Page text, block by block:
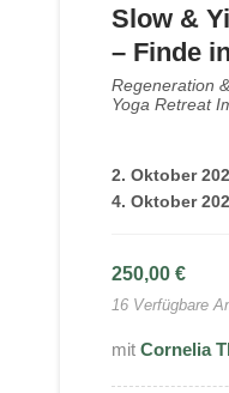
Slow &
– Finde
durch
Regeneration
Yoga Retreat
2. Oktober
4. Oktober
250,00 €
16 Verfügbare
Cornelia